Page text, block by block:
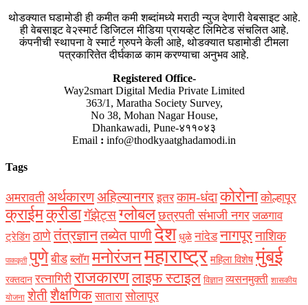
थोडक्यात घडामोडी ही कमीत कमी शब्दांमध्ये मराठी न्युज देणारी वेबसाइट आहे.
ही वेबसाइट वे२स्मार्ट डिजिटल मीडिया प्रायव्हेट लिमिटेड संचलित आहे.
कंपनीची स्थापना वे स्मार्ट ग्रुपने केली आहे, थोडक्यात घडामोडी टीमला
पत्रकारितेत दीर्घकाळ काम करण्याचा अनुभव आहे.
Registered Office-
Way2smart Digital Media Private Limited
363/1, Maratha Society Survey,
No 38, Mohan Nagar House,
Dhankawadi, Pune-४११०४३
Email : info@thodkyaatghadamodi.in
Tags
अमरावती अर्थकारणअहिल्यानगर इतर काम-धंदाकोरोना कोल्हापूर
क्राईमक्रीडागॅझेट्सग्लोबल छत्रपती संभाजी नगर जळगाव
ट्रेडिंग ठाणेतंत्रज्ञानतब्येत पाणीदेश धुळे नांदेड नागपूरनाशिक
पाककृती पुणे बीड ब्लॉग मनोरंजनमहाराष्ट्र महिला विशेष मुंबई
रक्‍तदान रत्नागिरी राजकारणलाइफ स्टाइल विज्ञान व्यसनमुक्ती शासकीय
योजना शेतीशैक्षणिक सातारा सोलापूर